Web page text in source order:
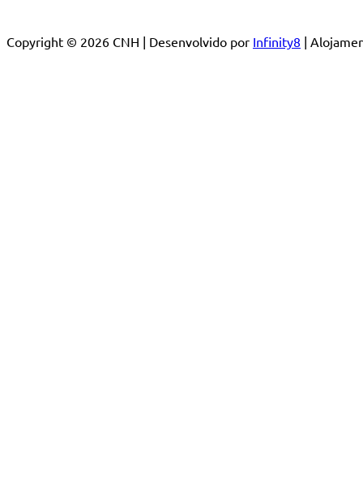
Copyright © 2026 CNH | Desenvolvido por Infinity8 |